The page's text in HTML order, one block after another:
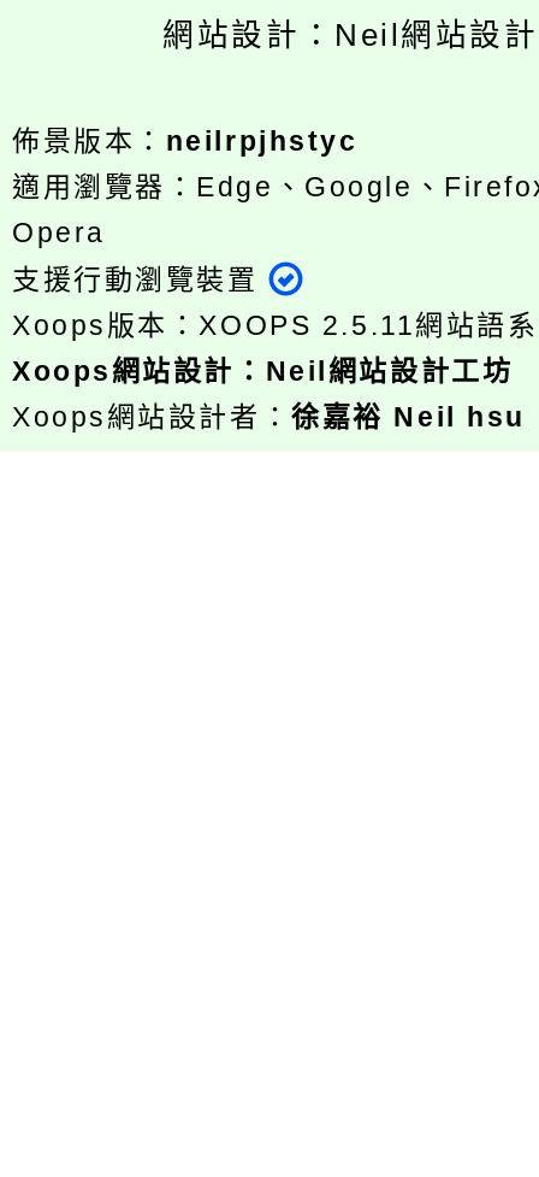
網站設計：Neil網站設
佈景版本： neilrpjhstyc
適用瀏覽器：Edge、Google、
Opera
支援行動瀏覽裝置
Xoops版本：XOOPS 2.5.11網站語
Xoops網站設計 ： Neil網站設計工坊
Xoops網站設計者：徐嘉裕 Neil hsu